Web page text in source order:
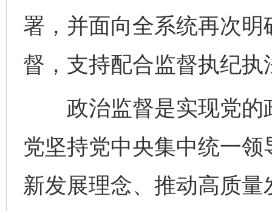
署，并面向全系统再次
督，支持配合监督执纪执
政治监督是实现党的
党坚持党中央集中统一
新发展理念、推动高质